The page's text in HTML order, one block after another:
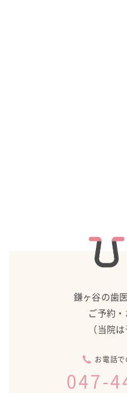
鎌ヶ谷の歯
ご予約
（当院
お電話で
047-